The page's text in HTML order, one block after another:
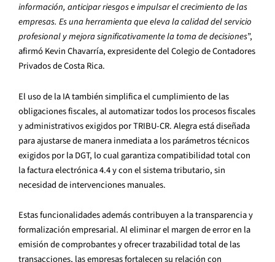
información, anticipar riesgos e impulsar el crecimiento de las
empresas. Es una herramienta que eleva la calidad del servicio
profesional y mejora significativamente la toma de decisiones”,
afirmó Kevin Chavarría, expresidente del Colegio de Contadores
Privados de Costa Rica.
El uso de la IA también simplifica el cumplimiento de las
obligaciones fiscales, al automatizar todos los procesos fiscales
y administrativos exigidos por TRIBU-CR. Alegra está diseñada
para ajustarse de manera inmediata a los parámetros técnicos
exigidos por la DGT, lo cual garantiza compatibilidad total con
la factura electrónica 4.4 y con el sistema tributario, sin
necesidad de intervenciones manuales.
Estas funcionalidades además contribuyen a la transparencia y
formalización empresarial. Al eliminar el margen de error en la
emisión de comprobantes y ofrecer trazabilidad total de las